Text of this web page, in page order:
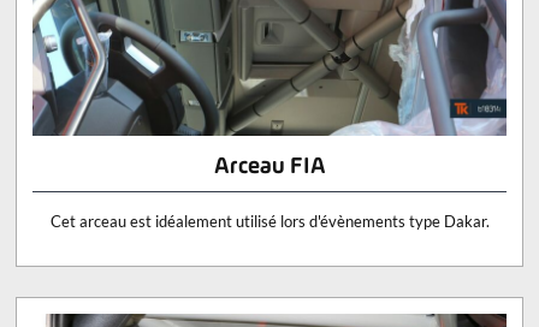
Arceau FIA
Cet arceau est idéalement utilisé lors d'évènements type Dakar.